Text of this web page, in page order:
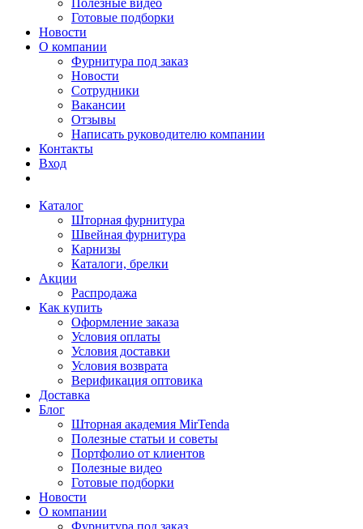
Полезные видео
Готовые подборки
Новости
О компании
Фурнитура под заказ
Новости
Сотрудники
Вакансии
Отзывы
Написать руководителю компании
Контакты
Вход
Каталог
Шторная фурнитура
Швейная фурнитура
Карнизы
Каталоги, брелки
Акции
Распродажа
Как купить
Оформление заказа
Условия оплаты
Условия доставки
Условия возврата
Верификация оптовика
Доставка
Блог
Шторная академия MirTenda
Полезные статьи и советы
Портфолио от клиентов
Полезные видео
Готовые подборки
Новости
О компании
Фурнитура под заказ